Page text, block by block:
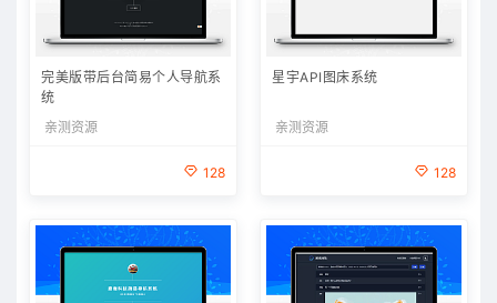
完美版带后台简易个人导航系
统
亲测资源
128
星宇API图床系统
亲测资源
128